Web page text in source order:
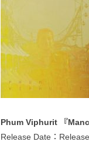
Phum Viphurit 『
Release Date：